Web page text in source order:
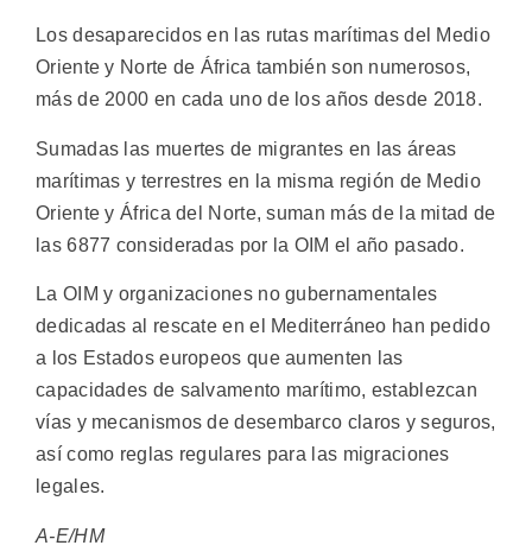
Los desaparecidos en las rutas marítimas del Medio
Oriente y Norte de África también son numerosos,
más de 2000 en cada uno de los años desde 2018.
Sumadas las muertes de migrantes en las áreas
marítimas y terrestres en la misma región de Medio
Oriente y África del Norte, suman más de la mitad de
las 6877 consideradas por la OIM el año pasado.
La OIM y organizaciones no gubernamentales
dedicadas al rescate en el Mediterráneo han pedido
a los Estados europeos que aumenten las
capacidades de salvamento marítimo, establezcan
vías y mecanismos de desembarco claros y seguros,
así como reglas regulares para las migraciones
legales.
A-E/HM